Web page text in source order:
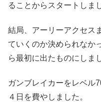
ることからスタートしま
結局、アーリーアクセス
ていくのか決められなか
ら最初に出たものにしま
ガンブレイカーをレベル
４日を費やしました。